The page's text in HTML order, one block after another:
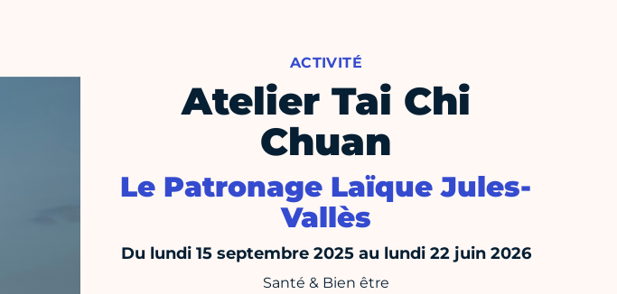
ACTIVITÉ
Atelier Tai Chi
Chuan
Le Patronage Laïque Jules-
Vallès
Du lundi 15 septembre 2025 au lundi 22 juin 2026
Santé & Bien être